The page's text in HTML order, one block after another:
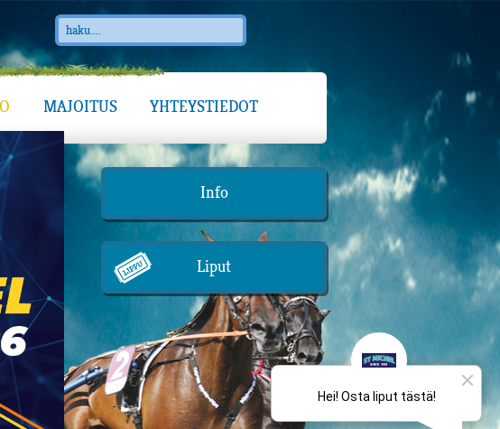
MAJOITUS YHTEYSTIEDOT
Info
Liput